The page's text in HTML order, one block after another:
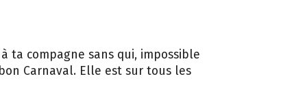
ta compagne sans qui, impossible
Carnaval. Elle est sur tous les